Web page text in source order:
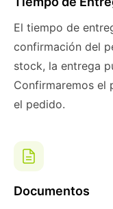
El tiempo de
confirmación del
stock, la entrega
Confirmaremos el
el pedido.
Documentos